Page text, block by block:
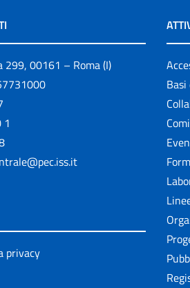
299, 00161 – Roma (I)
1
privacy